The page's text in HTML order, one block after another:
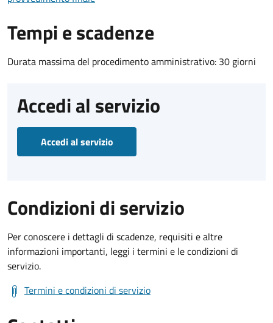
Tempi e scadenze
Durata massima del procedimento amministrativo: 30 giorni
Accedi al servizio
Accedi al servizio
Condizioni di servizio
Per conoscere i dettagli di scadenze, requisiti e altre
informazioni importanti, leggi i termini e le condizioni di
servizio.
Termini e condizioni di servizio